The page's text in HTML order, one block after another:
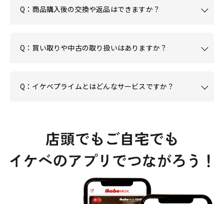
Q：商品購入後の交換や返品はできますか？
Q：買い取りや中古の取り扱いはありますか？
Q：イケベプライムとはどんなサービスですか？